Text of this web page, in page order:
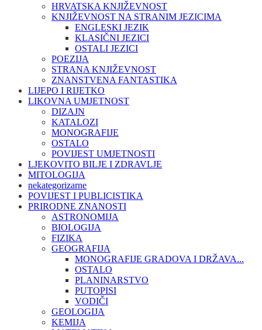
HRVATSKA KNJIŽEVNOST
KNJIŽEVNOST NA STRANIM JEZICIMA
ENGLESKI JEZIK
KLASIČNI JEZICI
OSTALI JEZICI
POEZIJA
STRANA KNJIŽEVNOST
ZNANSTVENA FANTASTIKA
LIJEPO I RIJETKO
LIKOVNA UMJETNOST
DIZAJN
KATALOZI
MONOGRAFIJE
OSTALO
POVIJEST UMJETNOSTI
LJEKOVITO BILJE I ZDRAVLJE
MITOLOGIJA
nekategorizarne
POVIJEST I PUBLICISTIKA
PRIRODNE ZNANOSTI
ASTRONOMIJA
BIOLOGIJA
FIZIKA
GEOGRAFIJA
MONOGRAFIJE GRADOVA I DRŽAVA...
OSTALO
PLANINARSTVO
PUTOPISI
VODIČI
GEOLOGIJA
KEMIJA